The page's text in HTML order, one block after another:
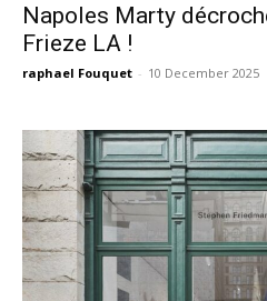
Napoles Marty
Frieze LA !
raphael Fouquet - 10 December 2025